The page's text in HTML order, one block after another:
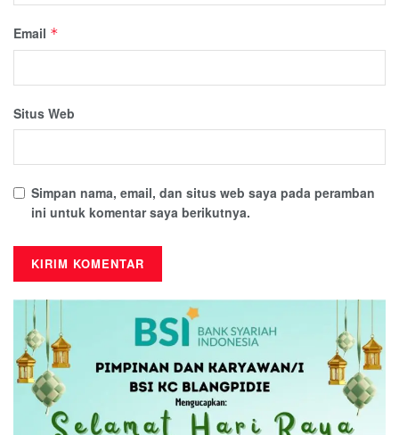
Email *
Situs Web
Simpan nama, email, dan situs web saya pada peramban
ini untuk komentar saya berikutnya.